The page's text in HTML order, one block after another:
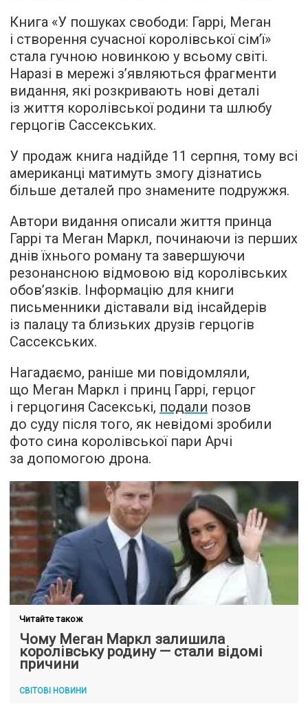
Книга «У пошуках свободи: Гаррі, Меган
і створення сучасної королівської сім’ї»
стала гучною новинкою у всьому світі.
Наразі в мережі з’являються фрагменти
видання, які розкривають нові деталі
із життя королівської родини та шлюбу
герцогів Сассекських.
У продаж книга надійде 11 серпня, тому всі
американці матимуть змогу дізнатись
більше деталей про знамените подружжя.
Автори видання описали життя принца
Гаррі та Меган Маркл, починаючи із перших
днів їхнього роману та завершуючи
резонансною відмовою від королівських
обов’язків. Інформацію для книги
письменники діставали від інсайдерів
із палацу та близьких друзів герцогів
Сассекських.
Нагадаємо, раніше ми повідомляли,
що Меган Маркл і принц Гаррі, герцог
і герцогиня Сасекські, подали позов
до суду після того, як невідомі зробили
фото сина королівської пари Арчі
за допомогою дрона.
Читайте також
Чому Меган Маркл залишила
королівську родину — стали відомі
причини
СВІТОВІ НОВИНИ